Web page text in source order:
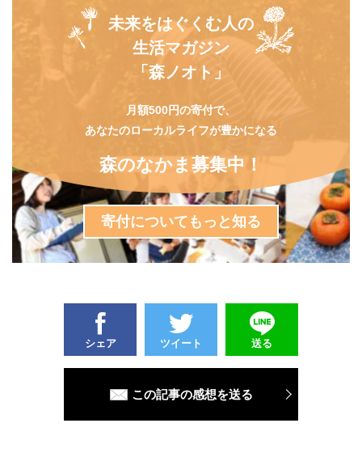
未来をはぐくむ人の
生活マガジン
「森ノオト」
月額500円の寄付で、
あなたのローカルライフが豊かになる
森のなかま募集中！
寄付についてもっと知る
シェア ツイート 送る
この記事の感想を送る